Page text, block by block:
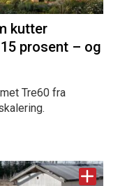
kutter
prosent – og
Tre60 fra